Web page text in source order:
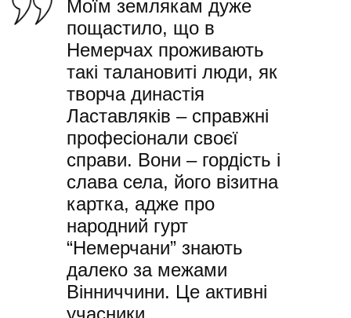
Моїм землякам дуже
пощастило, що в
Немерчах проживають
такі талановиті люди, як
творча династія
Ластавляків – справжні
професіонали своєї
справи. Вони – гордість і
слава села, його візитна
картка, адже про
народний гурт
“Немерчани” знають
далеко за межами
Вінниччини. Це активні
учасники